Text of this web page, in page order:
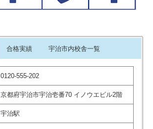
合格実績 宇治市内校舎一覧
0120-555-202
京都府宇治市宇治壱番70 イノウエビル2階
宇治駅